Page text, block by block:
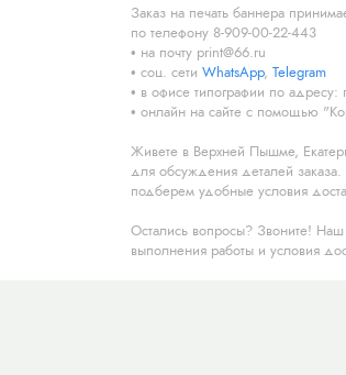
Заказ на печать баннера
по телефону 8-909-00-22-443
на почту print@66.ru
соц. сети WhatsApp, Telegram
в офисе типографии по
онлайн на сайте с помощью
Живете в Верхней Пышме,
для обсуждения деталей
подберем удобные условия
Остались вопросы? Звоните! Наш
выполнения работы и условия